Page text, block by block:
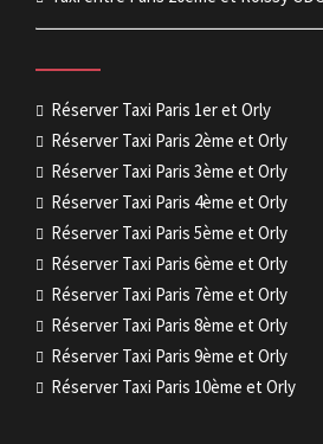
Réserver Taxi Paris 1er et Orly
Réserver Taxi Paris 2ème et Orly
Réserver Taxi Paris 3ème et Orly
Réserver Taxi Paris 4ème et Orly
Réserver Taxi Paris 5ème et Orly
Réserver Taxi Paris 6ème et Orly
Réserver Taxi Paris 7ème et Orly
Réserver Taxi Paris 8ème et Orly
Réserver Taxi Paris 9ème et Orly
Réserver Taxi Paris 10ème et Orly